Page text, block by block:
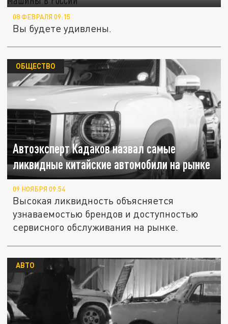
08 ФЕВРАЛЯ 09:15
Вы будете удивлены.
Автоэксперт Кадаков назвал самые
ликвидные китайские автомобили на рынке
ОБЩЕСТВО
09 НОЯБРЯ 09:54
Высокая ликвидность объясняется
узнаваемостью брендов и доступностью
сервисного обслуживания на рынке.
АВТО